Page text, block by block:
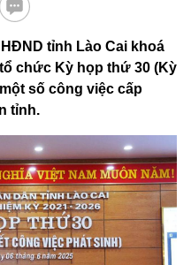
tỉnh Lào Cai khoá
chức Kỳ họp thứ 30 (Kỳ
số công việc cấp
tỉnh.